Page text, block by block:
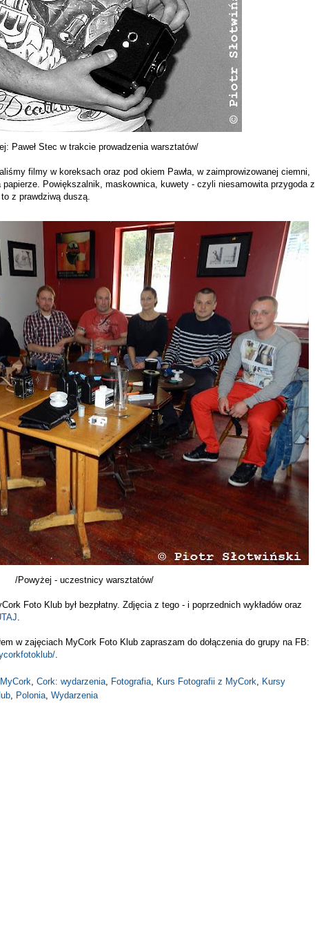
Paweł Stec w trakcie prowadzenia warsztatów/
filmy w koreksach oraz pod okiem Pawła, w zaimprowizowanej ciemni,
papierze. Powiększalnik, maskownica, kuwety - czyli niesamowita przygoda z
z prawdziwą duszą.
/Powyżej - uczestnicy warsztatów/
Foto Klub był bezpłatny. Zdjęcia z tego - i poprzednich wykładów oraz
.
w zajęciach MyCork Foto Klub zapraszam do dołączenia do grupy na FB:
.
Cork: wydarzenia Fotografia Kurs Fotografii z MyCork
Kursy
Polonia Wydarzenia